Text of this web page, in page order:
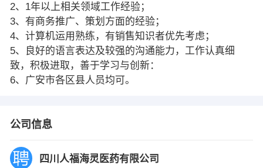
2、1年以上相关领域工作经验；
3、有商务推广、策划方面的经验；
4、计算机运用熟练，有销售知识者优先考虑；
5、良好的语言表达及较强的沟通能力，工作认真细
致，积极进取，善于学习与创新：
6、广安市各区县人员均可。
公司信息
四川人福海灵医药有限公司